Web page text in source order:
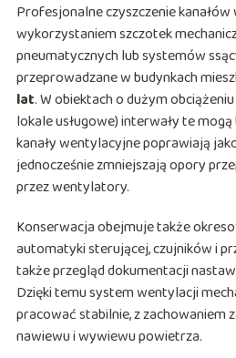
Profesjonalne czyszczenie
wykorzystaniem szczotek
pneumatycznych lub systemów
przeprowadzane w budynkach
lat. W obiektach o dużym
lokale usługowe) interwały te
kanały wentylacyjne poprawiają
jednocześnie zmniejszają opory
przez wentylatory.
Konserwacja obejmuje także
automatyki sterującej, czujników i
także przegląd dokumentacji
Dzięki temu system wentylacji
pracować stabilnie, z zachowaniem
nawiewu i wywiewu powietrza.